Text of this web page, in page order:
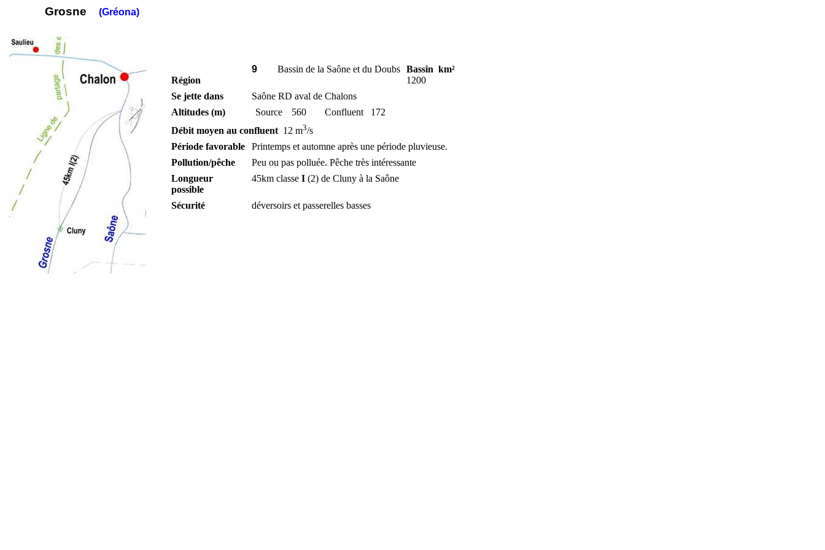
Grosne (Gréona)
Région
9 Bassin de la Saône et du Doubs Bassin km²
1200
Se jette dans
Saône RD aval de Chalons
Altitudes (m)
Source 560 Confluent
172
Débit moyen au confluent 12 m3/s
Période favorable
Printemps et automne après une période pluvieuse.
Pollution/pêche
Peu ou pas polluée. Pêche très intéressante
Longueur
possible
45km classeI (2) de Cluny à la Saône
Sécurité déversoirs et passerelles basses